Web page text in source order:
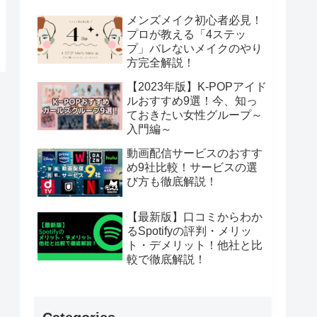
メンズメイク初心者必見！
プロが教える「4ステッ
プ」バレないメイクのやり
方完全解説！
【2023年版】K-POPアイド
ルおすすめ9選！今、知っ
ておきたい女性グループ～
入門編～
動画配信サービスのおすす
め9社比較！サービスの選
び方も徹底解説！
【最新版】口コミからわか
るSpotifyの評判・メリッ
ト・デメリット！他社と比
較で徹底解説！